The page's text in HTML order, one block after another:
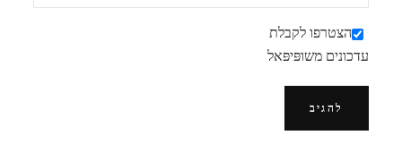
הצטרפו לקבלת
עדכונים משופּיפּאל